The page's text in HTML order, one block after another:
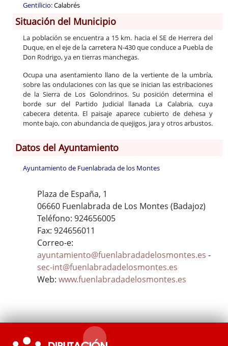
Gentilicio:Calabrés
Situación del Municipio
La población se encuentra a 15 km. hacia el SE de Herrera del
Duque, en el eje de la carretera N-430 que conduce a Puebla de
Don Rodrigo, ya en tierras manchegas.
Ocupa una asentamiento llano de la vertiente de la umbría,
sobre las ondulaciones con las que se inician las estribaciones
de la Sierra de Los Golondrinos. Su posición determina el
borde sur del Partido Judicial llanada La Calabria, cuya
cabecera detenta. El paisaje aparece cubierto de dehesa y
monte bajo, con abundancia de quejigos, jara y otros arbustos.
Datos del Ayuntamiento
Ayuntamiento de Fuenlabrada de los Montes
Plaza de España, 1
06660 Fuenlabrada de Los Montes (Badajoz)
Teléfono: 924656005
Fax: 924656011
Correo-e:
ayuntamiento@fuenlabradadelosmontes.es -
sec-int@fuenlabradadelosmontes.es
Web: www.fuenlabradadelosmontes.es